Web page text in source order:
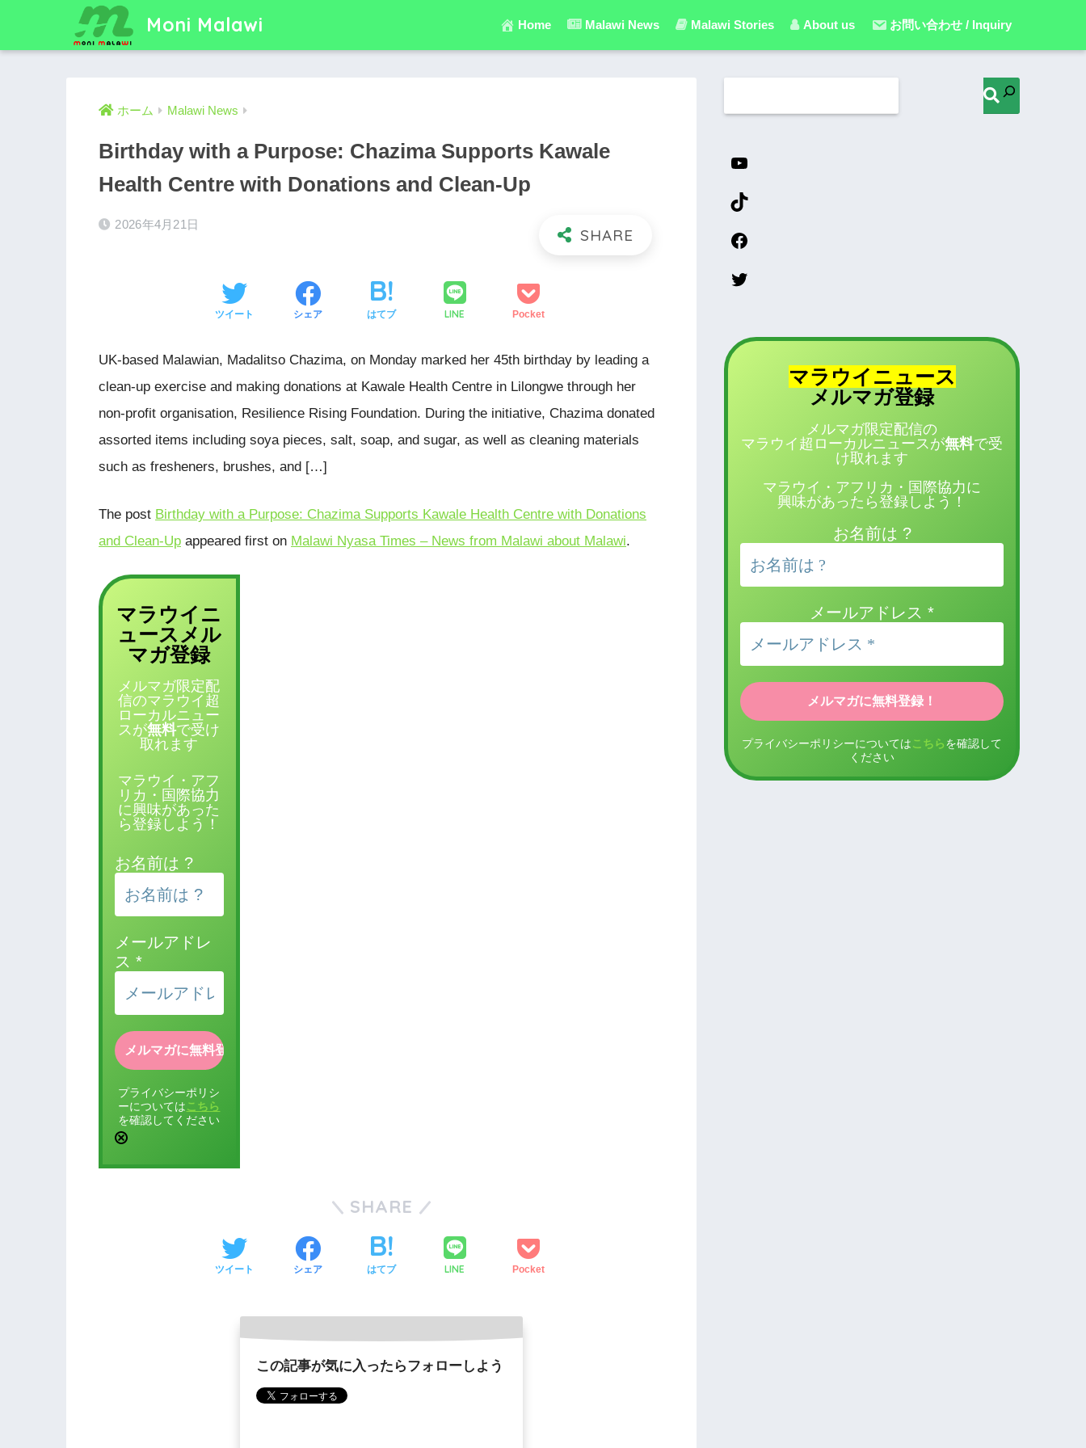
Moni Malawi Home Malawi News Malawi Stories About us お問い合わせ / Inquiry
ホーム Malawi News
Birthday with a Purpose: Chazima Supports Kawale
Health Centre with Donations and Clean-Up
2026年4月21日
ツイート シェア はてブ LINE Pocket
UK-based Malawian, Madalitso Chazima, on Monday marked her 45th birthday by leading a
clean-up exercise and making donations at Kawale Health Centre in Lilongwe through her
non-profit organisation, Resilience Rising Foundation. During the initiative, Chazima donated
assorted items including soya pieces, salt, soap, and sugar, as well as cleaning materials
such as fresheners, brushes, and […]
The post Birthday with a Purpose: Chazima Supports Kawale Health Centre with Donations
and Clean-Up appeared first on Malawi Nyasa Times – News from Malawi about Malawi.
マラウイニ
ュース メル
マガ登録
メルマガ限定配
信のマラウイ超
ローカルニュー
スが無料で受け
取れます
マラウイ・アフ
リカ・国際協力
に興味があった
ら登録しよう！
お名前は ?
メールアドレ
ス *
プライバシーポリシ
ーについては こちら
を確認してください
SHARE
ツイート シェア はてブ LINE Pocket
この記事が気に入ったらフォローしよう
マラウイニュース
メルマガ登録
メルマガ限定配信の
マラウイ超ローカルニュースが無料で受
け取れます
マラウイ・アフリカ・国際協力に
興味があったら登録しよう！
お名前は ?
メールアドレス*
プライバシーポリシーについては こちら を確認して
ください